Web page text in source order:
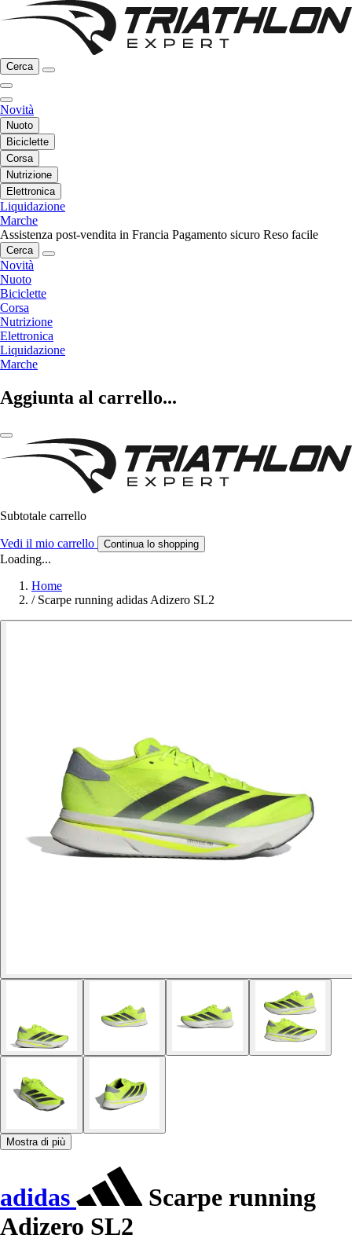
Cerca
Novità
Nuoto
Biciclette
Corsa
Nutrizione
Elettronica
Liquidazione
Marche
Assistenza post-vendita in Francia Pagamento sicuro Reso facile
Cerca
Novità
Nuoto
Biciclette
Corsa
Nutrizione
Elettronica
Liquidazione
Marche
Aggiunta al carrello...
Subtotale carrello
Vedi il mio carrello Continua lo shopping
Loading...
Home
/ Scarpe running adidas Adizero SL2
Mostra di più
adidas
Scarpe running
Adizero SL2